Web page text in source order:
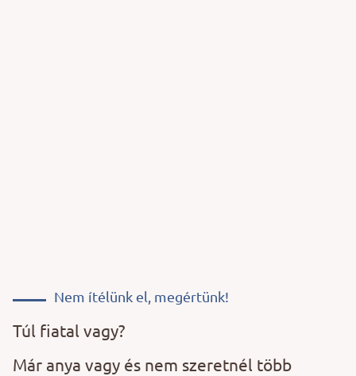
Nem ítélünk el, megértünk!
Túl fiatal vagy?
Már anya vagy és nem szeretnél több